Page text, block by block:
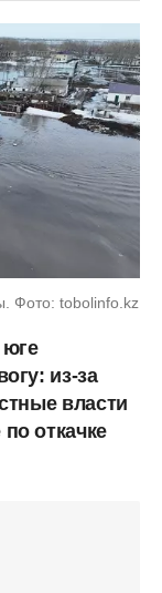
Фото: tobolinfo.kz
из-за
власти
откачке